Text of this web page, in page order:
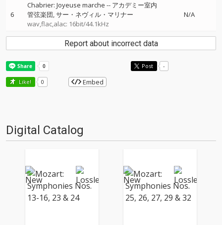
6
Chabrier: Joyeuse marche -- アカデミー室内
管弦楽団 サー・ネヴィル・マリナー
wav,flac,alac: 16bit/44.1kHz
N/A
Report about incorrect data
Post -
Like! 0 Embed
Digital Catalog